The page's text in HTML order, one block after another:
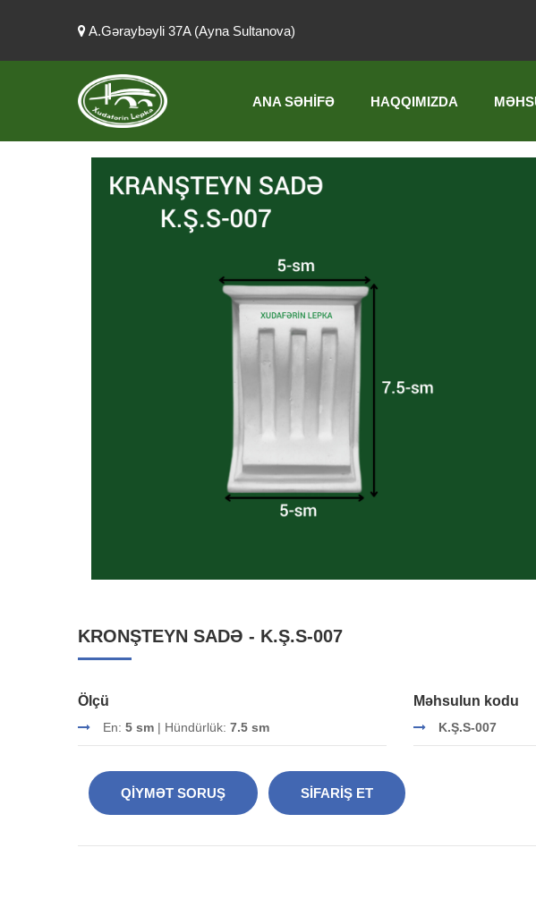
A.Gəraybəyli 37A (Ayna Sultanova)
ANA SƏHIFƏ HAQQIMIZDA
KRONŞTEYN SADƏ - K.Ş.S-007
Ölçü
En: 5 sm | Hündürlük: 7.5 sm
Məhsulun kodu
K.Ş.S-007
QIYMƏT SORUŞ SIFARIŞ ET